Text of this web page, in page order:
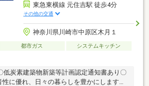
東急東横線 元住吉駅 徒歩4分
その他の交通
神奈川県川崎市中原区木月１
都市ガス
システムキッチン
炭素建築物新築等計画認定通知書あり〇
に優れ、日々の暮らしを豊かにします〇